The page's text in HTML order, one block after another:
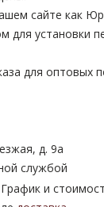
сайте как
для установки
для оптовых
д. 9а
службой
и